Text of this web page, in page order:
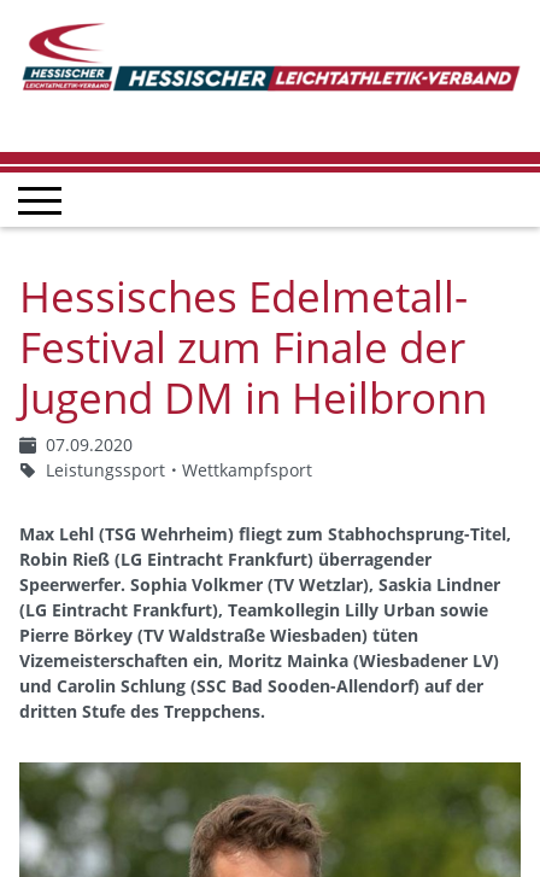
Hessisches Edelmetall-
Festival zum Finale der
Jugend DM in Heilbronn
07.09.2020
Leistungssport
Wettkampfsport
Max Lehl (TSG Wehrheim) fliegt zum Stabhochsprung-Titel,
Robin Rieß (LG Eintracht Frankfurt) überragender
Speerwerfer. Sophia Volkmer (TV Wetzlar), Saskia Lindner
(LG Eintracht Frankfurt), Teamkollegin Lilly Urban sowie
Pierre Börkey (TV Waldstraße Wiesbaden) tüten
Vizemeisterschaften ein, Moritz Mainka (Wiesbadener LV)
und Carolin Schlung (SSC Bad Sooden-Allendorf) auf der
dritten Stufe des Treppchens.